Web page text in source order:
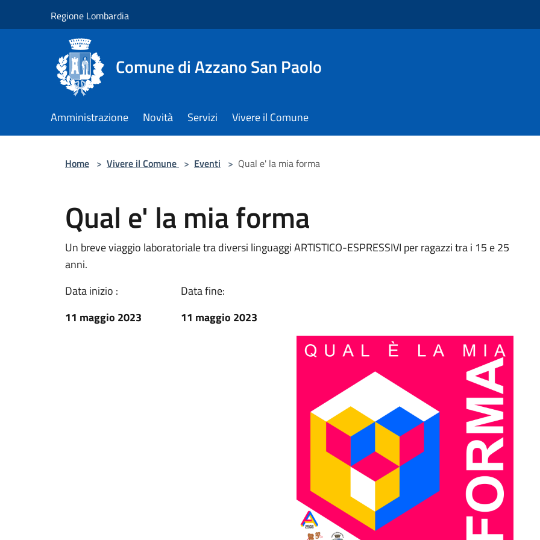
Regione Lombardia
Comune di Azzano San Paolo
Amministrazione Novità Servizi Vivere il Comune
Home > Vivere il Comune > Eventi > Qual e' la mia forma
Qual e' la mia forma
Un breve viaggio laboratoriale tra diversi linguaggi ARTISTICO-ESPRESSIVI per ragazzi tra i 15 e 25
anni.
Data inizio :
11 maggio 2023
Data fine:
11 maggio 2023